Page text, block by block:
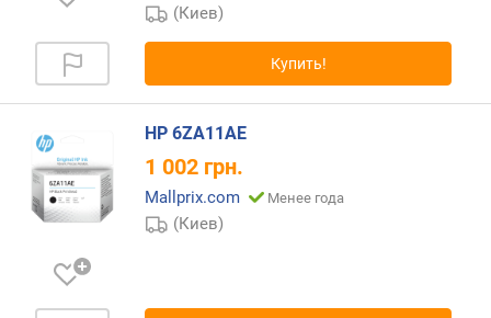
(Киев)
Купить!
HP 6ZA11AE
1 002 грн.
Mallprix.com Менее года
(Киев)